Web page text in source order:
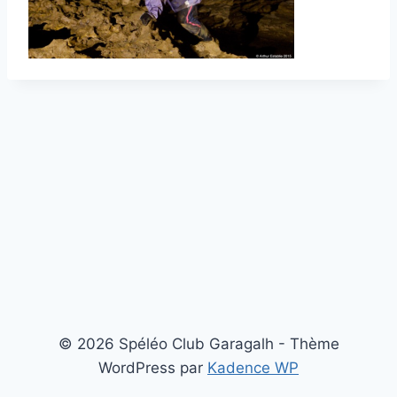
© 2026 Spéléo Club Garagalh - Thème
WordPress par Kadence WP